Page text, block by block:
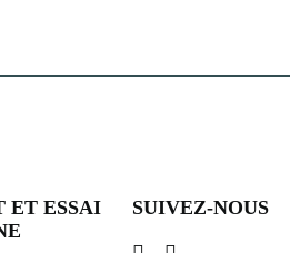
ET ESSAI
SUIVEZ-NOUS